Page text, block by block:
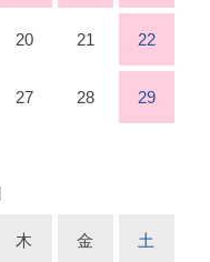
20 21 22
27 28 29
木 金 土